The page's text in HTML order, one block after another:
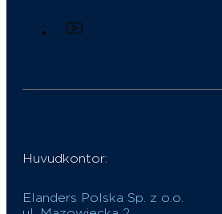
Huvudkontor:
Elanders Polska Sp. z o.o.